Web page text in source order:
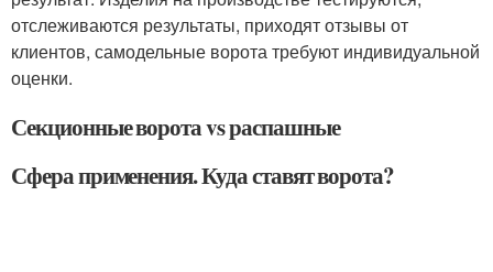
отслеживаются результаты, приходят отзывы от
клиентов, самодельные ворота требуют индивидуальной
оценки.
Секционные ворота vs распашные
Сфера применения. Куда ставят ворота?